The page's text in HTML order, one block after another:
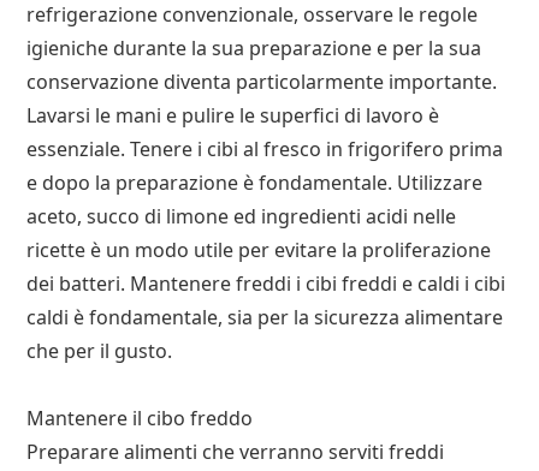
refrigerazione convenzionale, osservare le regole
igieniche durante la sua preparazione e per la sua
conservazione diventa particolarmente importante.
Lavarsi le mani e pulire le superfici di lavoro è
essenziale. Tenere i cibi al fresco in frigorifero prima
e dopo la preparazione è fondamentale. Utilizzare
aceto, succo di limone ed ingredienti acidi nelle
ricette è un modo utile per evitare la proliferazione
dei batteri. Mantenere freddi i cibi freddi e caldi i cibi
caldi è fondamentale, sia per la sicurezza alimentare
che per il gusto.
Mantenere il cibo freddo
Preparare alimenti che verranno serviti freddi